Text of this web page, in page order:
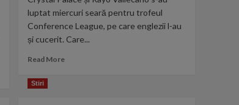
luptat miercuri seară pentru trofeul
Conference League, pe care englezii l-au
și cucerit. Care...
Read MoreRead
Stiri